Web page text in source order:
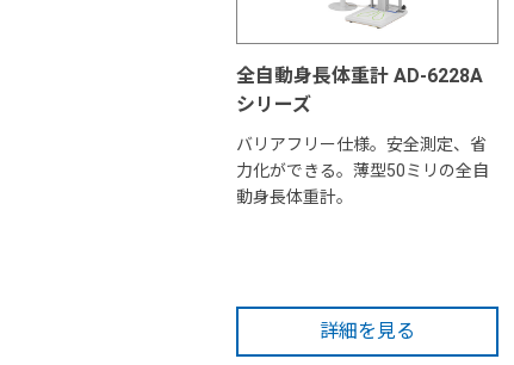
全自動身長体重計 AD-6228A
シリーズ
バリアフリー仕様。安全測定、省
力化ができる。薄型50ミリの全自
動身長体重計。
詳細を見る